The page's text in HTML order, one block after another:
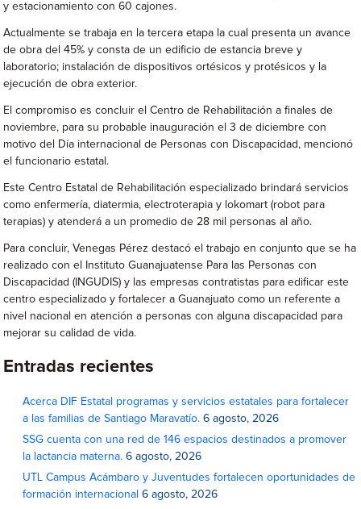
y estacionamiento con 60 cajones.
Actualmente se trabaja en la tercera etapa la cual presenta un avance
de obra del 45% y consta de un edificio de estancia breve y
laboratorio; instalación de dispositivos ortésicos y protésicos y la
ejecución de obra exterior.
El compromiso es concluir el Centro de Rehabilitación a finales de
noviembre, para su probable inauguración el 3 de diciembre con
motivo del Día internacional de Personas con Discapacidad, mencionó
el funcionario estatal.
Este Centro Estatal de Rehabilitación especializado brindará servicios
como enfermería, diatermia, electroterapia y lokomart (robot para
terapias) y atenderá a un promedio de 28 mil personas al año.
Para concluir, Venegas Pérez destacó el trabajo en conjunto que se ha
realizado con el Instituto Guanajuatense Para las Personas con
Discapacidad (INGUDIS) y las empresas contratistas para edificar este
centro especializado y fortalecer a Guanajuato como un referente a
nivel nacional en atención a personas con alguna discapacidad para
mejorar su calidad de vida.
Entradas recientes
Acerca DIF Estatal programas y servicios estatales para fortalecer
a las familias de Santiago Maravatío. 6 agosto, 2026
SSG cuenta con una red de 146 espacios destinados a promover
la lactancia materna. 6 agosto, 2026
UTL Campus Acámbaro y Juventudes fortalecen oportunidades de
formación internacional 6 agosto, 2026